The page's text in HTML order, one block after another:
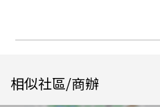
相似社區/商辦